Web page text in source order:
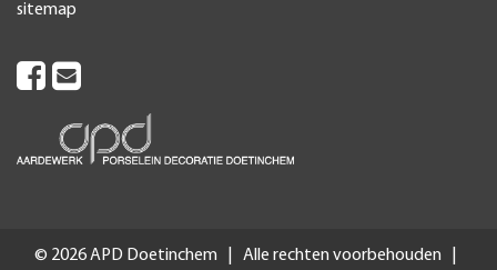
sitemap
© 2026 APD Doetinchem | Alle rechten voorbehouden |